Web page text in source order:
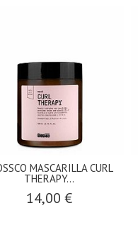
MASCARILLA CURL
THERAPY...
14,00 €